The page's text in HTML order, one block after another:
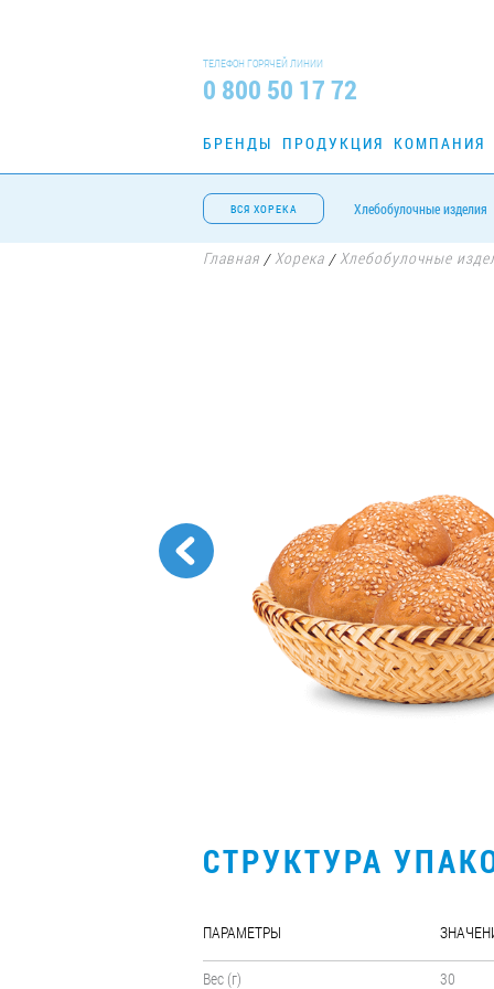
ТЕЛЕФОН ГОРЯЧЕЙ ЛИНИИ
0 800 50 17 72
БРЕНДЫ ПРОДУКЦИЯ КОМПАНИЯ
ВСЯ ХОРЕКА Хлебобулочные изделия
Главная / Хорека / Хлебобулочные
СТРУКТУРА
ПАРАМЕТРЫ
Вес (г) 30